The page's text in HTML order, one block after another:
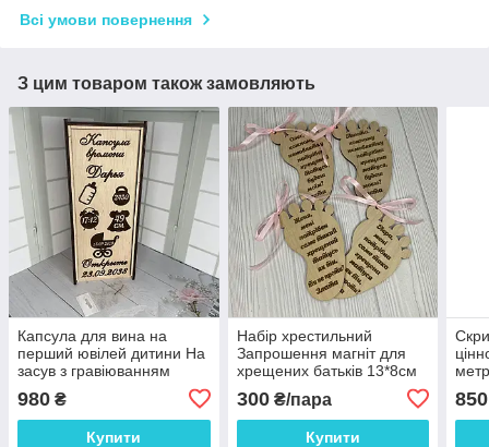
Всі умови повернення
З цим товаром також замовляють
Капсула для вина на
перший ювілей дитини На
засув з гравіюванням
980 ₴
Купити
Набір хрестильний
Запрошення магніт для
хрещених батьків 13*8см
300₴/пара
Купити
850